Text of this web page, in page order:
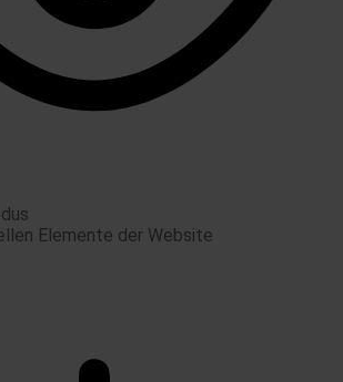
Elemente der Website